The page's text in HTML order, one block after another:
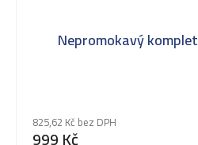
Nepromokavý
825,62 Kč bez DPH
999 Kč